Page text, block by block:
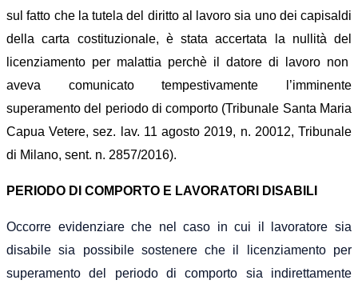
sul fatto che la tutela del diritto al lavoro sia uno dei capisaldi
della carta costituzionale, è stata accertata la nullità de
licenziamento per malattia perchè il datore di lavoro non
aveva comunicato tempestivamente l’imminente
superamento del periodo di comporto (Tribunale Santa Maria
Capua Vetere, sez. lav. 11 agosto 2019, n. 20012, Tribunale
di Milano, sent. n. 2857/2016).
PERIODO DI COMPORTO E LAVORATORI DISABILI
Occorre evidenziare che nel caso in cui il lavoratore sia
disabile sia possibile sostenere che il licenziamento per
superamento del periodo di comporto sia indirettamente